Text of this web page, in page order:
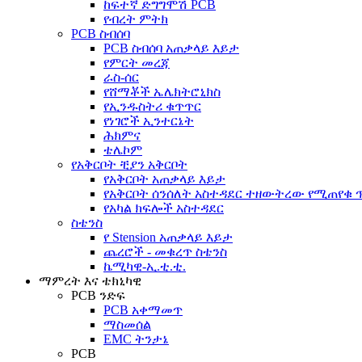
ከፍተኛ ድግግሞሽ PCB
የብረት ምትክ
PCB ስብሰባ
PCB ስብሰባ አጠቃላይ እይታ
የምርት መረጃ
ራስ-ሰር
የሸማቾች ኤሌክትሮኒክስ
የኢንዱስትሪ ቁጥጥር
የነገሮች ኢንተርኔት
ሕክምና
ቴሌኮም
የአቅርቦት ቺያን አቅርቦት
የአቅርቦት አጠቃላይ እይታ
የአቅርቦት ሰንሰለት አስተዳደር ተዘውትረው የሚጠየቁ
የአካል ክፍሎች አስተዳደር
ስቴንስ
የ Stension አጠቃላይ እይታ
ጨረሮች - መቁረጥ ስቴንስ
ኬሚካዊ-ኢ.ቲ.ቲ.
ማምረት እና ቴክኒካዊ
PCB ንድፍ
PCB አቀማመጥ
ማስመሰል
EMC ትንታኔ
PCB